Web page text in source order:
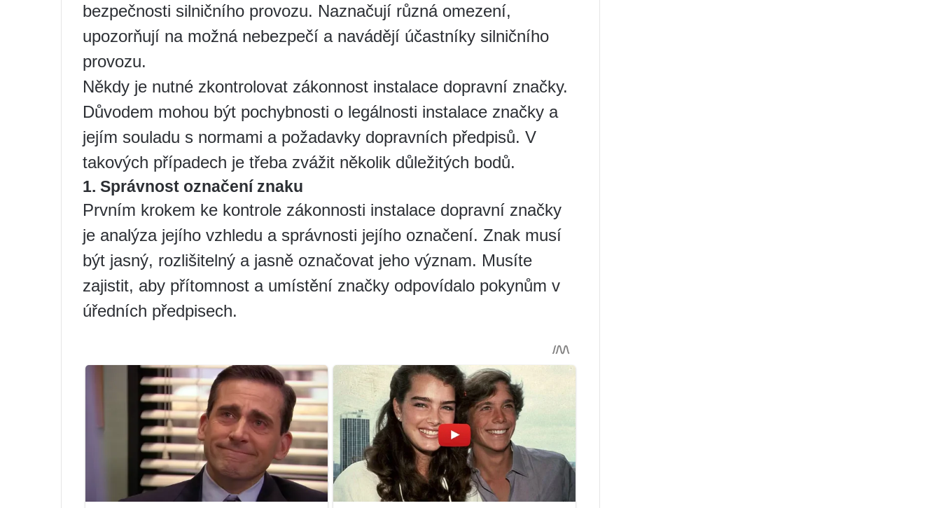
bezpečnosti silničního provozu. Naznačují různá omezení,
upozorňují na možná nebezpečí a navádějí účastníky silničního
provozu.
Někdy je nutné zkontrolovat zákonnost instalace dopravní značky.
Důvodem mohou být pochybnosti o legálnosti instalace značky a
jejím souladu s normami a požadavky dopravních předpisů. V
takových případech je třeba zvážit několik důležitých bodů.
1. Správnost označení znaku
Prvním krokem ke kontrole zákonnosti instalace dopravní značky
je analýza jejího vzhledu a správnosti jejího označení. Znak musí
být jasný, rozlišitelný a jasně označovat jeho význam. Musíte
zajistit, aby přítomnost a umístění značky odpovídalo pokynům v
úředních předpisech.